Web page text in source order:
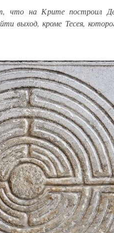
что на Крите построил
выход, кроме Тесея,